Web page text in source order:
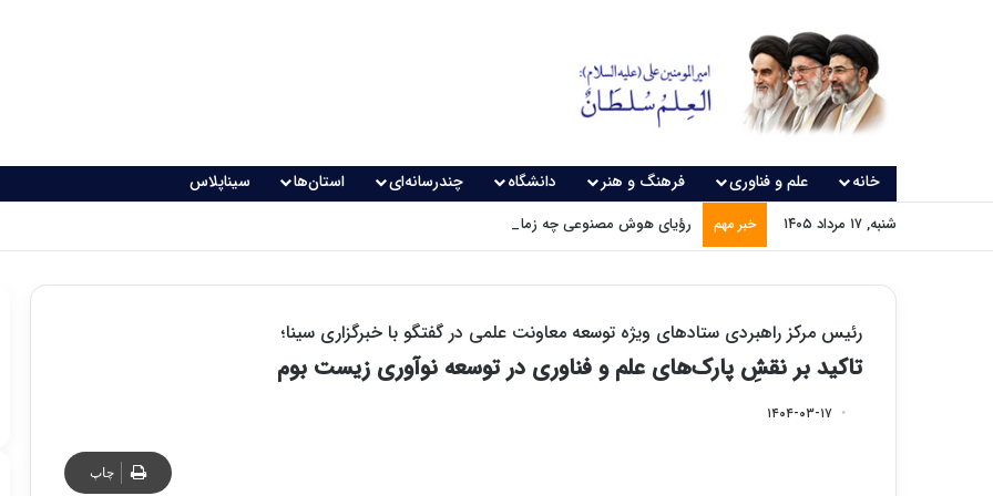
خانه علم و فناوری فرهنگ و هنر دانشگاه چندرسانه‌ای استان‌ها سیناپلاس
شنبه, ۱۷ مرداد ۱۴۰۵ خبر مهم رؤیای هوش مصنوعی چه زمانی واقعی می‌شود؟
رئیس مرکز راهبردی ستادهای ویژه توسعه معاونت علمی در گفتگو با خبرگزاری سینا؛
تاکید بر نقشِ پارک‌های علم و فناوری در توسعه نوآوری زیست بوم
۱۴۰۴-۰۳-۱۷
چاپ